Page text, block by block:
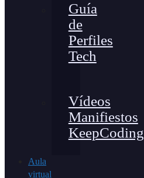
Guía
de
Perfiles
Tech
Vídeos
Manifiestos
KeepCoding
Aula
virtual